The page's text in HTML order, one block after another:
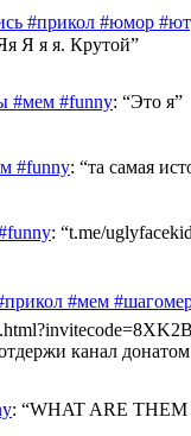
#прикол #юмор
Я я я. Крутой”
#мем #funny: “Это я”
#funny: “та самая
: “t.me/
#мем
канал
: “WHAT ARE THEM